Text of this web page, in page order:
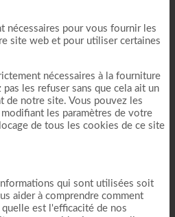
nécessaires pour vous fournir les
site web et pour utiliser certaines
nécessaires à la fourniture
les refuser sans que cela ait un
de notre site. Vous pouvez les
les paramètres de votre
de tous les cookies de ce site
qui sont utilisées soit
aider à comprendre comment
est l'efficacité de nos